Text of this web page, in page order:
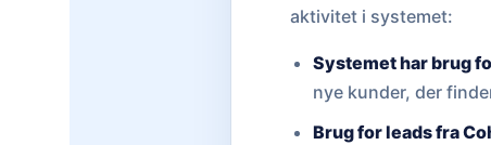
aktivitet i systemet:
Systemet har brug
nye kunder, der
Brug for leads fra